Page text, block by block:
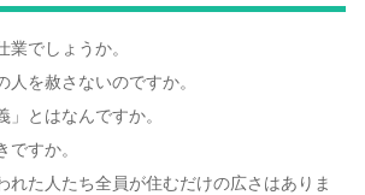
業でしょうか。
人を赦さないのですか。
」とはなんですか。
ですか。
れた人たち全員が住むだけの広さはありま